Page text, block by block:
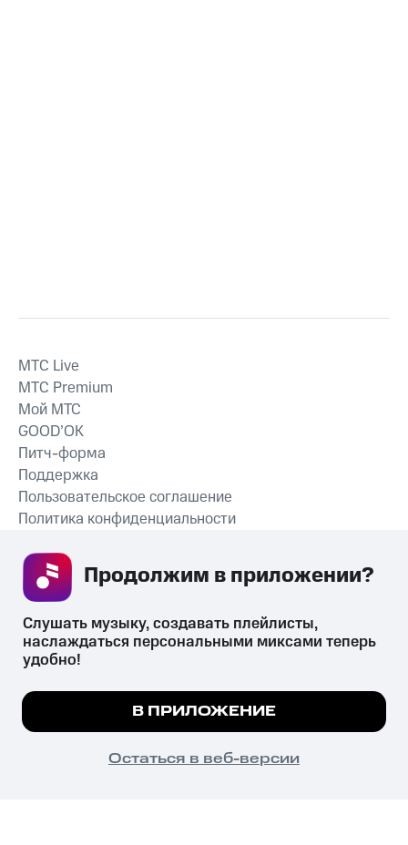
СКАЧАТЬ ПРИЛОЖЕНИЕ
MTС Live
MTС Premium
Мой МТС
GOOD’OK
Питч-форма
Поддержка
Пользовательское соглашение
Политика конфиденциальности
психотропных веществ, их аналогов причиняет вред здоровью,
их незаконный оборот запрещён и влечёт установленную
законодательством ответственность.
© 2026 ООО «КИОН».
Все права защищены
Мы используем куки, чтобы на сайте все
Подробнее
ПОНЯТНО
Слушать музыку, создавать плейлисты,
наслаждаться персональными миксами теперь
удобно!
В ПРИЛОЖЕНИЕ
Остаться в веб-версии